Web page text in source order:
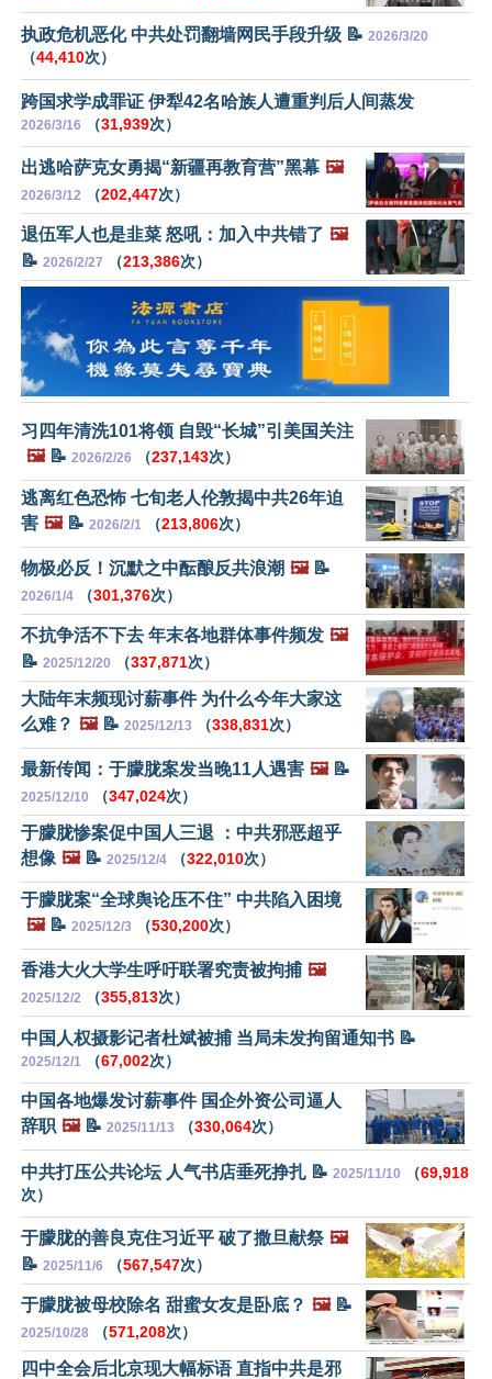
执政危机恶化 中共处罚翻墙网民手段升级 📝 2026/3/20
（44,410次）
跨国求学成罪证 伊犁42名哈族人遭重判后人间蒸发
2026/3/16 （31,939次）
出逃哈萨克女勇揭“新疆再教育营”黑幕 🖼️
2026/3/12 （202,447次）
退伍军人也是韭菜 怒吼：加入中共错了 🖼️
📝 2026/2/27 （213,386次）
习四年清洗101将领 自毁“长城”引美国关注
🖼️📝 2026/2/26 （237,143次）
逃离红色恐怖 七旬老人伦敦揭中共26年迫
害 🖼️📝 2026/2/1 （213,806次）
物极必反！沉默之中酝酿反共浪潮 🖼️📝
2026/1/4 （301,376次）
不抗争活不下去 年末各地群体事件频发 🖼️
📝 2025/12/20 （337,871次）
大陆年末频现讨薪事件 为什么今年大家这
么难？ 🖼️📝 2025/12/13 （338,831次）
最新传闻：于朦胧案发当晚11人遇害 🖼️📝
2025/12/10 （347,024次）
于朦胧惨案促中国人三退 ：中共邪恶超乎
想像 🖼️📝 2025/12/4 （322,010次）
于朦胧案“全球舆论压不住” 中共陷入困境
🖼️📝 2025/12/3 （530,200次）
香港大火大学生呼吁联署究责被拘捕 🖼️
2025/12/2 （355,813次）
中国人权摄影记者杜斌被捕 当局未发拘留通知书 📝
2025/12/1 （67,002次）
中国各地爆发讨薪事件 国企外资公司逼人
辞职 🖼️📝 2025/11/13 （330,064次）
中共打压公共论坛 人气书店垂死挣扎 📝 2025/11/10 （69,918
次）
于朦胧的善良克住习近平 破了撒旦献祭 🖼️
📝 2025/11/6 （567,547次）
于朦胧被母校除名 甜蜜女友是卧底？ 🖼️📝
2025/10/28 （571,208次）
四中全会后北京现大幅标语 直指中共是邪